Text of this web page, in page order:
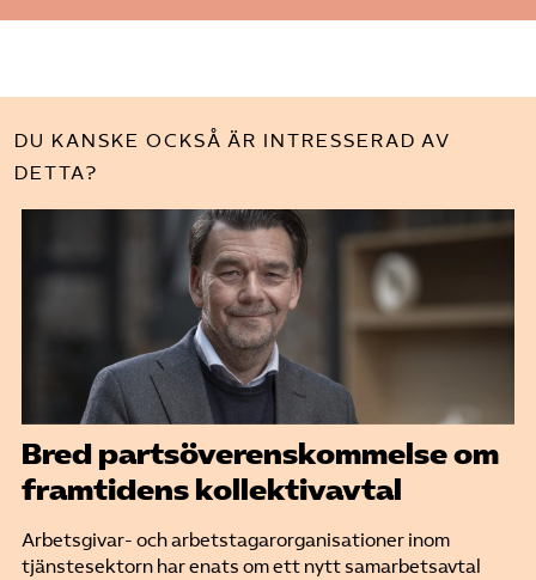
DU KANSKE OCKSÅ ÄR INTRESSERAD AV
DETTA?
Bred partsöverenskommelse om
framtidens kollektivavtal
Arbetsgivar- och arbetstagarorganisationer inom
tjänstesektorn har enats om ett nytt samarbetsavtal